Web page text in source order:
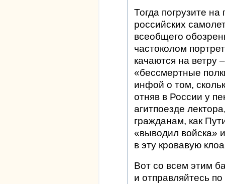
Тогда погрузите на
российских
всеобщего
частоколом
качаются на ветру
«бессмертные
инфой о том,
отняв в России у
агитпоезде
гражданам, как
«выводил войска»
в эту кровавую
Вот со всем этим
и отправляйтесь